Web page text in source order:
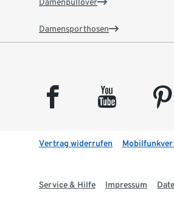
Damensporthosen
facebook youtube pinterest
Vertrag widerrufen
Service & Hilfe Impressum